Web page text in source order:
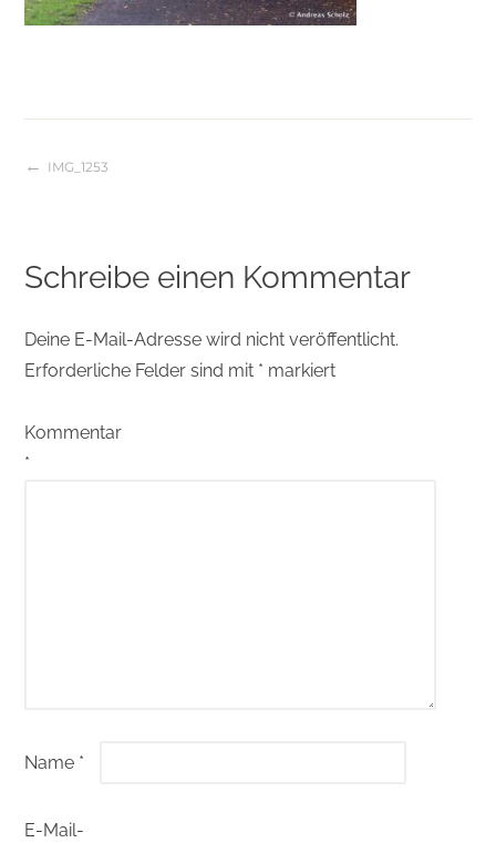
Beitragsnavigation
IMG_1253
Schreibe einen Kommentar
Deine E-Mail-Adresse wird nicht veröffentlicht.
Erforderliche Felder sind mit * markiert
Kommentar
*
Name *
E-Mail-